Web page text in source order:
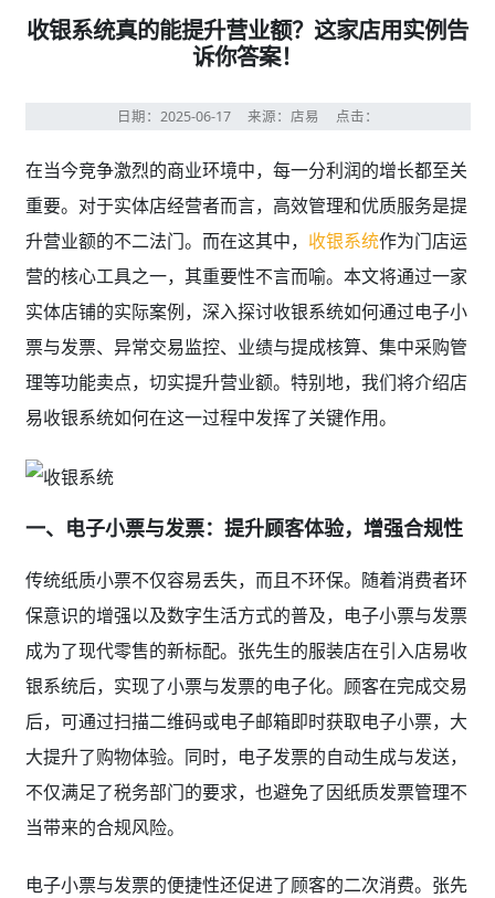
收银系统真的能提升营业额？这家店用实例告
诉你答案！
日期：2025-06-17 来源：店易 点击：
在当今竞争激烈的商业环境中，每一分利润的增长都至关
重要。对于实体店经营者而言，高效管理和优质服务是提
升营业额的不二法门。而在这其中， 收银系统作为门店运
营的核心工具之一，其重要性不言而喻。本文将通过一家
实体店铺的实际案例，深入探讨收银系统如何通过电子小
票与发票、异常交易监控、业绩与提成核算、集中采购管
理等功能卖点，切实提升营业额。特别地，我们将介绍店
易收银系统如何在这一过程中发挥了关键作用。
一、电子小票与发票：提升顾客体验，增强合规性
传统纸质小票不仅容易丢失，而且不环保。随着消费者环
保意识的增强以及数字生活方式的普及，电子小票与发票
成为了现代零售的新标配。张先生的服装店在引入店易收
银系统后，实现了小票与发票的电子化。顾客在完成交易
后，可通过扫描二维码或电子邮箱即时获取电子小票，大
大提升了购物体验。同时，电子发票的自动生成与发送，
不仅满足了税务部门的要求，也避免了因纸质发票管理不
当带来的合规风险。
电子小票与发票的便捷性还促进了顾客的二次消费。张先